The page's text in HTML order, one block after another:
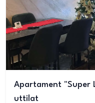
Apartament "Super
uttilat